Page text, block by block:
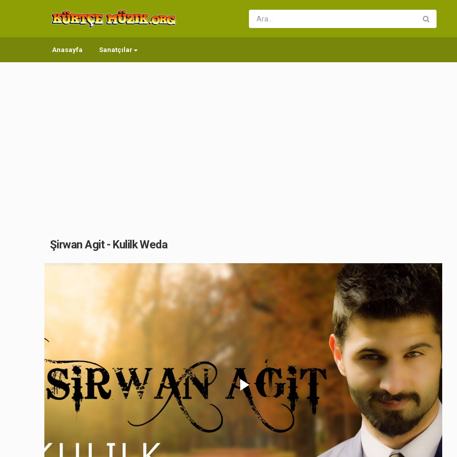
Anasayfa Sanatçılar
Şirwan Agit - Kulilk Weda
Play
Video